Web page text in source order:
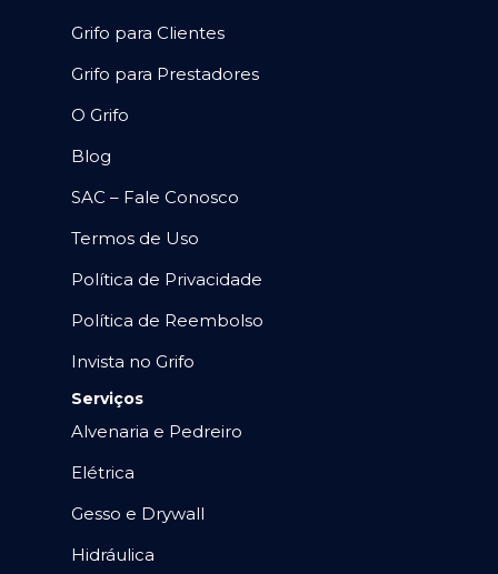
Grifo para Clientes
Grifo para Prestadores
O Grifo
Blog
SAC – Fale Conosco
Termos de Uso
Política de Privacidade
Política de Reembolso
Invista no Grifo
Serviços
Alvenaria e Pedreiro
Elétrica
Gesso e Drywall
Hidráulica